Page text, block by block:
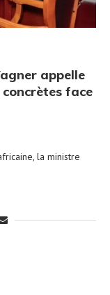
appelle
face
la ministre